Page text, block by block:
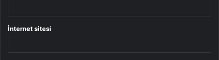
İnternet sitesi